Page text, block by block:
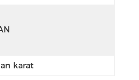
karat